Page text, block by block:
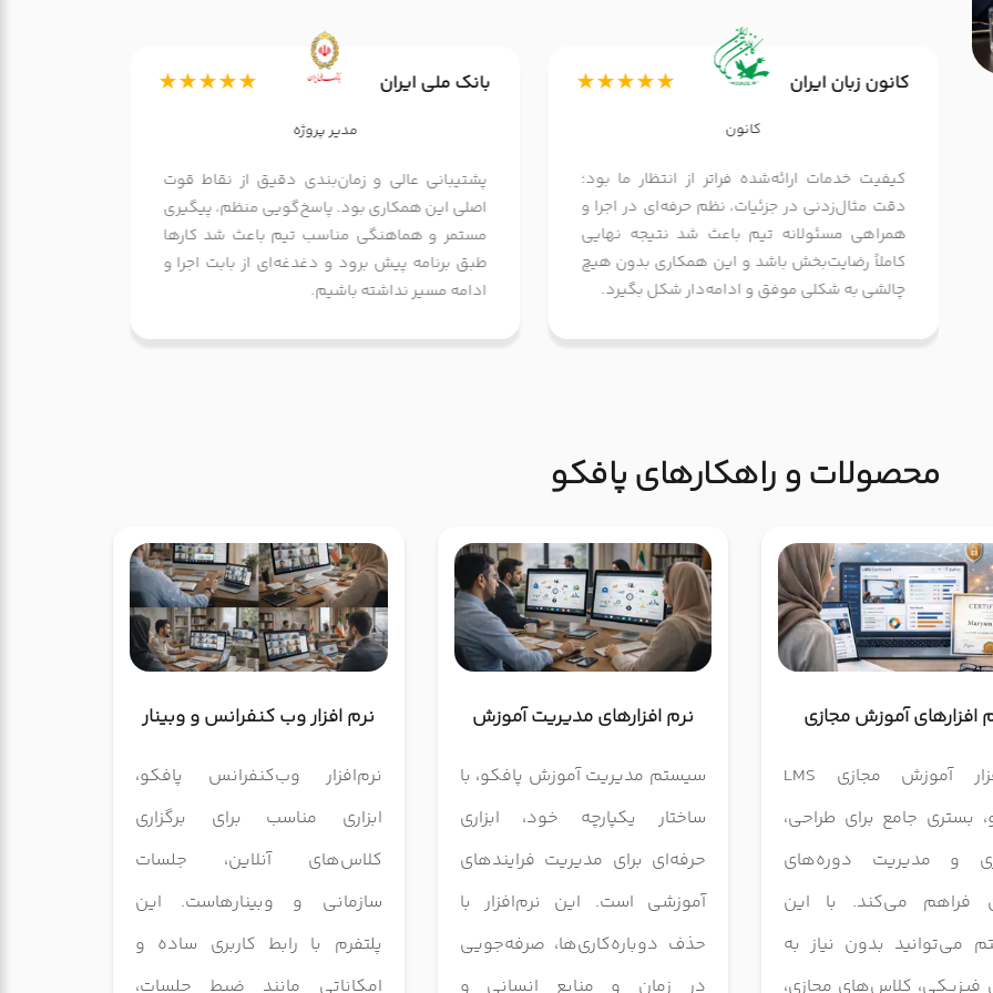
بانک ملی ایران ★★★★★
مدیر پروژه
پشتیبانی عالی و زمان‌بندی دقیق از نقاط قوت
اصلی این همکاری بود. پاسخ‌گویی منظم، پیگیری
مستمر و هماهنگی مناسب تیم باعث شد کارها
طبق برنامه پیش برود و دغدغه‌ای از بابت اجرا و
ادامه مسیر نداشته باشیم.
کانون زبان ایران ★★★★★
کانون
کیفیت خدمات ارائه‌شده فراتر از انتظار ما بود؛
دقت مثال‌زدنی در جزئیات، نظم حرفه‌ای در اجرا و
همراهی مسئولانه تیم باعث شد نتیجه نهایی
کاملاً رضایت‌بخش باشد و این همکاری بدون هیچ
چالشی به شکلی موفق و ادامه‌دار شکل بگیرد.
محصولات و راهکارهای پافکو
افزارهای آموزش مجازی
نرم‌افزار آموزش مجازی LMS
بستری جامع برای طراحی،
و مدیریت دوره‌های
فراهم می‌کند. با این
می‌توانید بدون نیاز به
فیزیکی، کلاس‌های مجازی،
نرم افزارهای مدیریت آموزش
سیستم مدیریت آموزش پافکو، با
ساختار یکپارچه خود، ابزاری
حرفه‌ای برای مدیریت فرایندهای
آموزشی است. این نرم‌افزار با
حذف دوباره‌کاری‌ها، صرفه‌جویی
در زمان و منابع انسانی و
نرم افزار وب کنفرانس و وبینار
نرم‌افزار وب‌کنفرانس پافکو،
ابزاری مناسب برای برگزاری
کلاس‌های آنلاین، جلسات
سازمانی و وبینارهاست. این
پلتفرم با رابط کاربری ساده و
امکاناتی مانند ضبط جلسات،